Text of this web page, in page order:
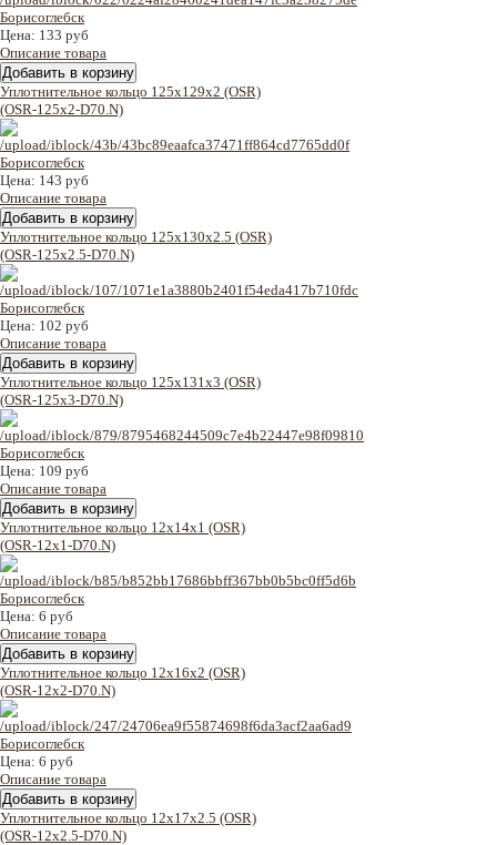
Цена: 133 руб
Описание товара
Уплотнительное кольцо 125x129x2 (OSR)
(OSR-125x2-D70.N)
Цена: 143 руб
Описание товара
Уплотнительное кольцо 125x130x2.5 (OSR)
(OSR-125x2.5-D70.N)
Цена: 102 руб
Описание товара
Уплотнительное кольцо 125x131x3 (OSR)
(OSR-125x3-D70.N)
Цена: 109 руб
Описание товара
Уплотнительное кольцо 12x14x1 (OSR)
(OSR-12x1-D70.N)
Цена: 6 руб
Описание товара
Уплотнительное кольцо 12x16x2 (OSR)
(OSR-12x2-D70.N)
Цена: 6 руб
Описание товара
Уплотнительное кольцо 12x17x2.5 (OSR)
(OSR-12x2.5-D70.N)